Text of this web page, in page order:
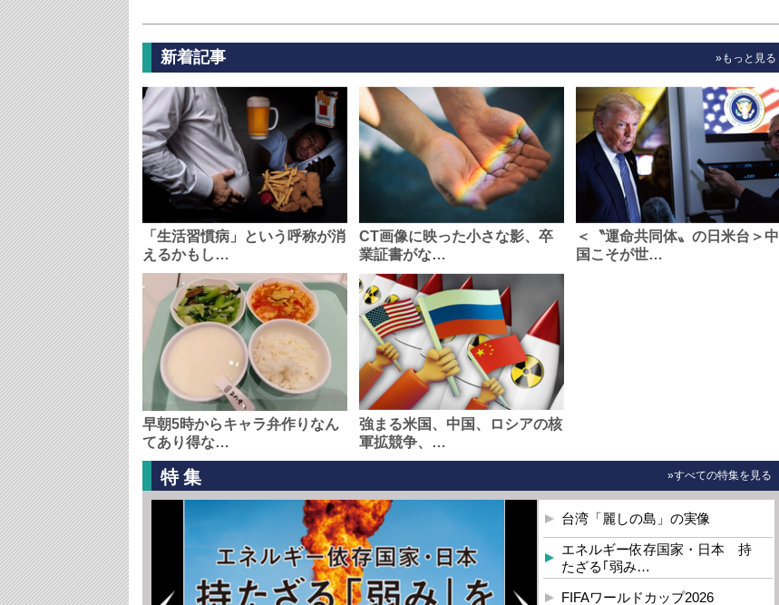
新着記事 »もっと見る
「生活習慣病」という呼称が消
えるかもし…
CT画像に映った小さな影、卒
業証書がな…
＜〝運命共同体〟の日米台＞中
国こそが世…
早朝5時からキャラ弁作りなん
てあり得な…
強まる米国、中国、ロシアの核
軍拡競争、…
特集 »すべての特集を見る
台湾「麗しの島」の実像
エネルギー依存国家・日本 持
たざる｢弱み…
FIFAワールドカップ2026